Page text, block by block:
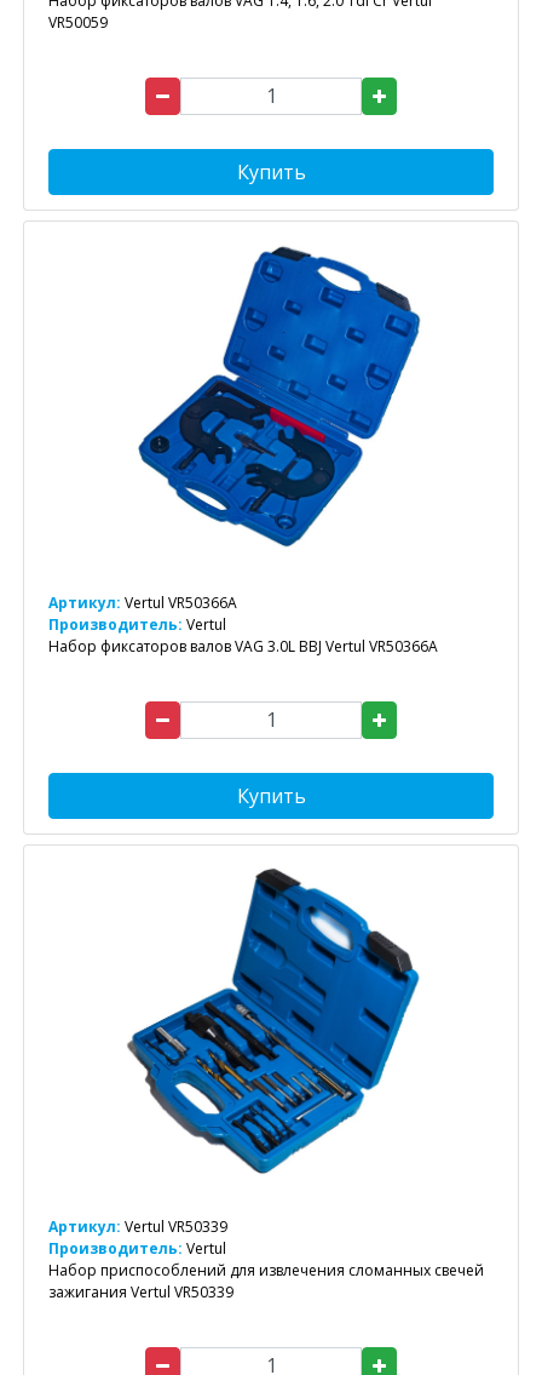
VR50059
Купить
Артикул: Vertul VR50366A
Производитель: Vertul
Набор фиксаторов валов VAG 3.0L BBJ Vertul VR50366A
Купить
Артикул: Vertul VR50339
Производитель: Vertul
Набор приспособлений для извлечения сломанных свечей
зажигания Vertul VR50339